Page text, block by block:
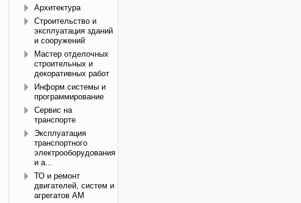
Архитектура
Строительство и
эксплуатация зданий
и сооружений
Мастер отделочных
строительных и
декоративных работ
Информ.системы и
программирование
Сервис на
транспорте
Эксплуатация
транспортного
электрооборудования
и а...
ТО и ремонт
двигателей, систем и
агрегатов АМ